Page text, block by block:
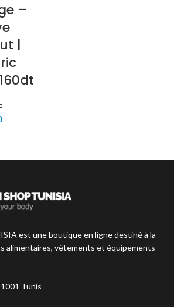
–
|
est une boutique en ligne destiné à la
alimentaires, vêtements et équipements
Tunis